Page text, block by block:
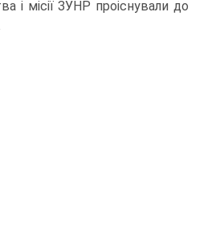
і місії ЗУНР проіснували до